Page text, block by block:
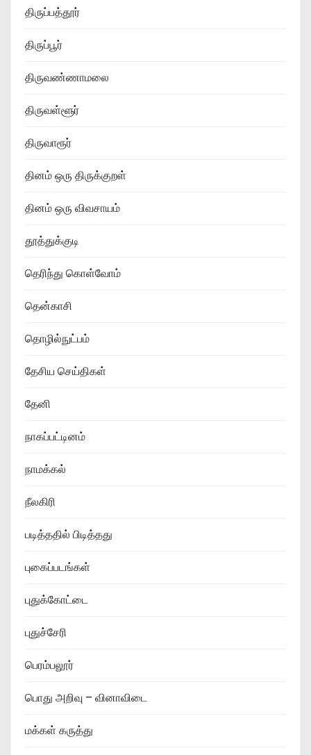
திருப்பத்தூர்
திருப்பூர்
திருவண்ணாமலை
திருவள்ளூர்
திருவாரூர்
தினம் ஒரு திருக்குறள்
தினம் ஒரு விவசாயம்
தூத்துக்குடி
தெரிந்து கொள்வோம்
தென்காசி
தொழில்நுட்பம்
தேசிய செய்திகள்
தேனி
நாகப்பட்டினம்
நாமக்கல்
நீலகிரி
படித்ததில் பிடித்தது
புகைப்படங்கள்
புதுக்கோட்டை
புதுச்சேரி
பெரம்பலூர்
பொது அறிவு – வினாவிடை
மக்கள் கருத்து